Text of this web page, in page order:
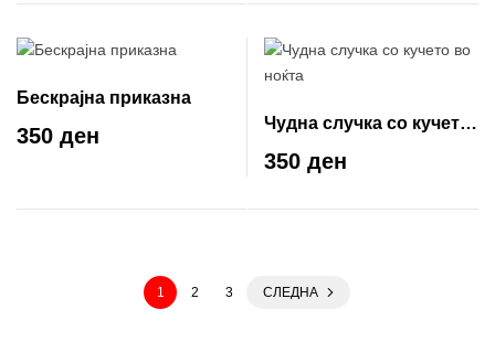
Бескрајна приказна
350 ден
Чудна случка со кучето
во ноќта
350 ден
1 2 3 СЛЕДНА